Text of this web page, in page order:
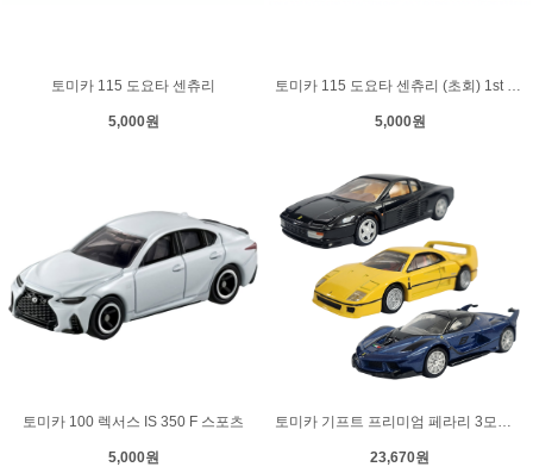
토미카 115 도요타 센츄리
5,000원
토미카 115 도요타 센츄리 (초회) 1st Edition
5,000원
토미카 100 렉서스 IS 350 F 스포츠
5,000원
토미카 기프트 프리미엄 페라리 3모델 세트
23,670원